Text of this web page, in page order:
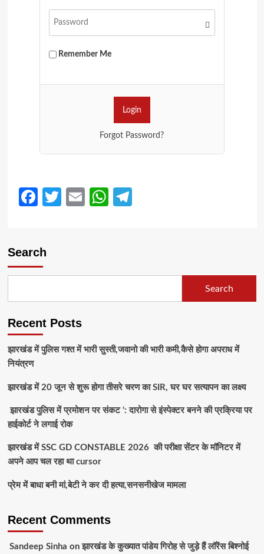
Remember Me
Forgot Password?
Facebook
Twitter
EmailWhatsApp
Search
Search
Recent Posts
झारखंड में पुलिस गश्त में भारी सुस्ती,जवानो की भारी कमी,कैसे होगा अपराध में
नियंत्रण
झारखंड में 20 जून से शुरू होगा तीसरे चरण का SIR, घर घर सत्यापन का लक्ष्य
झारखंड पुलिस में प्रमोशन पर संकट ‘: दारोगा से इंस्पेक्टर बनने की प्रक्रिया पर
हाईकोर्ट ने लगाई रोक
झारखंड में SSC GD CONSTABLE 2026 की परीक्षा सेंटर के मॉनिटर में
अपने आप चल रहा था cursor
प्रेम में बाधा बनी मां,बेटी ने कर दी हत्या,सनसनीखेज मामला
Recent Comments
Sandeep Sinha onझारखंड के कुख्यात पांडेय गिरोह से जुड़े हैं लॉरेंस बिश्नोई